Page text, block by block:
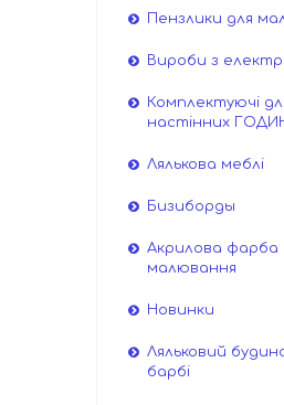
Пензлики для
Вироби з
Комплектуючі
настінних
Лялькова меблі
Бизиборды
Акрилова фарба
малювання
Новинки
Ляльковий
барбі